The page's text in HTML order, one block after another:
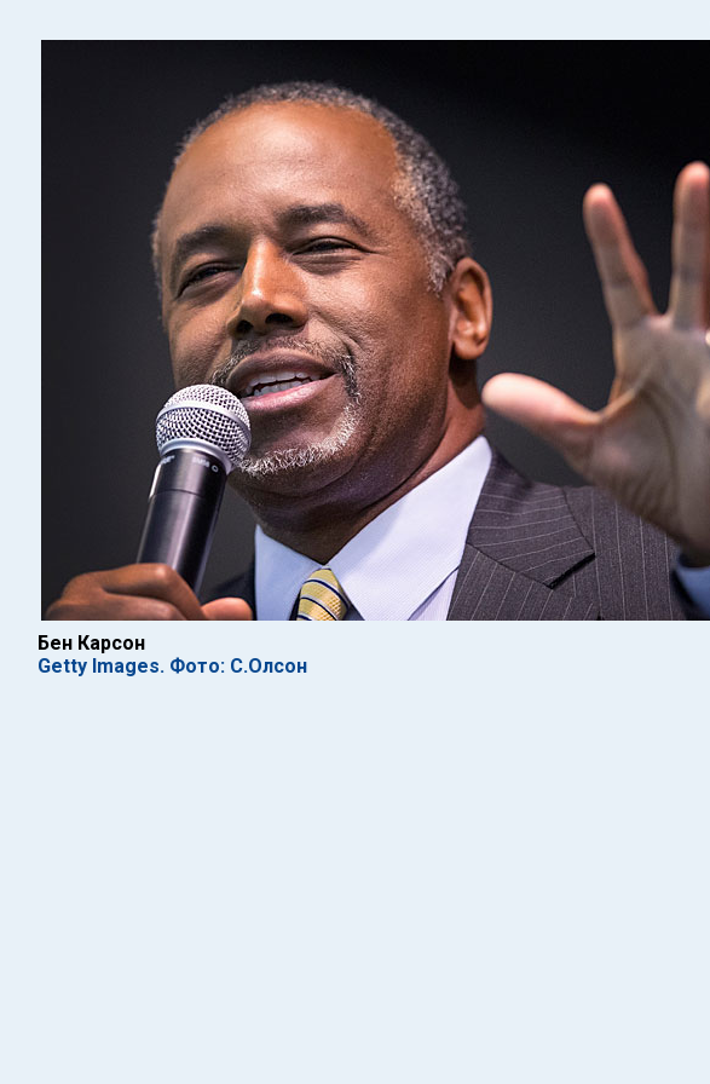
Бен Карсон
Getty Images. Фото: С.Олсон